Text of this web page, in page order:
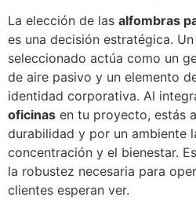
La elección de las alfombras
es una decisión estratégica.
seleccionado actúa como un
de aire pasivo y un elemento
identidad corporativa. Al
oficinas en tu proyecto, estás
durabilidad y por un ambiente
concentración y el bienestar.
la robustez necesaria para
clientes esperan ver.